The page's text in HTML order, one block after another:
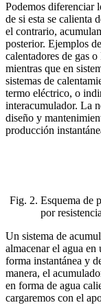
Podemos diferenciar
de si esta se calienta
el contrario,
posterior. Ejemplos
calentadores de gas
mientras que en
sistemas de
termo eléctrico, o
interacumulador. La
diseño y
producción
Fig. 2. Esquema de
por
Un sistema de
almacenar el agua en
forma instantánea y
manera, el
en forma de agua
cargaremos con el